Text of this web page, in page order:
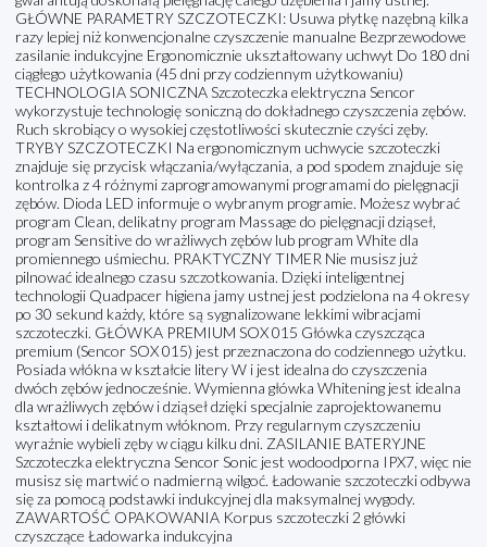
GŁÓWNE PARAMETRY SZCZOTECZKI: Usuwa płytkę nazębną kilka
razy lepiej niż konwencjonalne czyszczenie manualne Bezprzewodowe
zasilanie indukcyjne Ergonomicznie ukształtowany uchwyt Do 180 dni
ciągłego użytkowania (45 dni przy codziennym użytkowaniu)
TECHNOLOGIA SONICZNA Szczoteczka elektryczna Sencor
wykorzystuje technologię soniczną do dokładnego czyszczenia zębów.
Ruch skrobiący o wysokiej częstotliwości skutecznie czyści zęby.
TRYBY SZCZOTECZKI Na ergonomicznym uchwycie szczoteczki
znajduje się przycisk włączania/wyłączania, a pod spodem znajduje się
kontrolka z 4 różnymi zaprogramowanymi programami do pielęgnacji
zębów. Dioda LED informuje o wybranym programie. Możesz wybrać
program Clean, delikatny program Massage do pielęgnacji dziąseł,
program Sensitive do wrażliwych zębów lub program White dla
promiennego uśmiechu. PRAKTYCZNY TIMER Nie musisz już
pilnować idealnego czasu szczotkowania. Dzięki inteligentnej
technologii Quadpacer higiena jamy ustnej jest podzielona na 4 okresy
po 30 sekund każdy, które są sygnalizowane lekkimi wibracjami
szczoteczki. GŁÓWKA PREMIUM SOX 015 Główka czyszcząca
premium (Sencor SOX 015) jest przeznaczona do codziennego użytku.
Posiada włókna w kształcie litery W i jest idealna do czyszczenia
dwóch zębów jednocześnie. Wymienna główka Whitening jest idealna
dla wrażliwych zębów i dziąseł dzięki specjalnie zaprojektowanemu
kształtowi i delikatnym włóknom. Przy regularnym czyszczeniu
wyraźnie wybieli zęby w ciągu kilku dni. ZASILANIE BATERYJNE
Szczoteczka elektryczna Sencor Sonic jest wodoodporna IPX7, więc nie
musisz się martwić o nadmierną wilgoć. Ładowanie szczoteczki odbywa
się za pomocą podstawki indukcyjnej dla maksymalnej wygody.
ZAWARTOŚĆ OPAKOWANIA Korpus szczoteczki 2 główki
czyszczące Ładowarka indukcyjna